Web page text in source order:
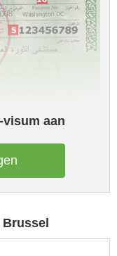
visum aan
Brussel